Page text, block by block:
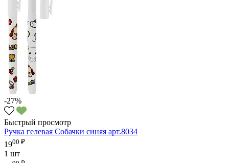
-27%
Быстрый просмотр
Ручка гелевая Собачки синяя арт.8034
1900 ₽
1 шт